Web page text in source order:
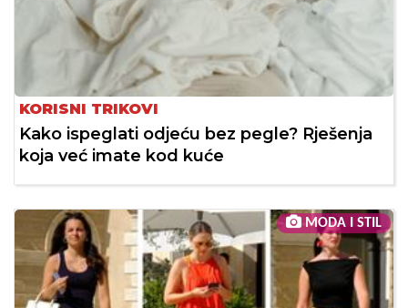
KORISNI TRIKOVI
Kako ispeglati odjeću bez pegle? Rješenja
koja već imate kod kuće
MODA I STIL